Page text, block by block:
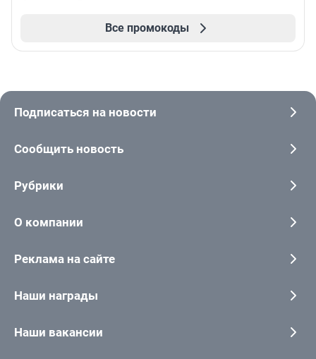
Все промокоды
Подписаться на новости
Сообщить новость
Рубрики
О компании
Реклама на сайте
Наши награды
Наши вакансии